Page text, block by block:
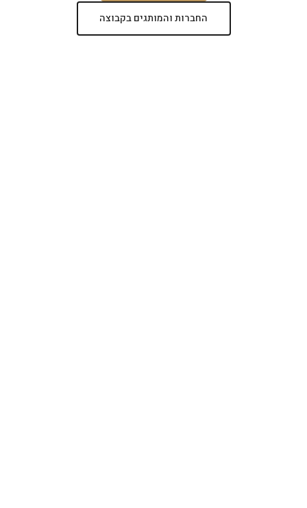
החברות והמותגים בקבוצה